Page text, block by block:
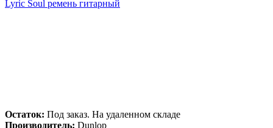
Остаток: Под заказ. На удаленном складе
Производитель: Dunlop